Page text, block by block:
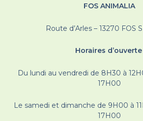
FOS ANIMALIA
Route d’Arles – 13270 FOS
Horaires d’ouverte
Du lundi au vendredi de 8H30 à
17H00
Le samedi et dimanche de 9H00 à
17H00